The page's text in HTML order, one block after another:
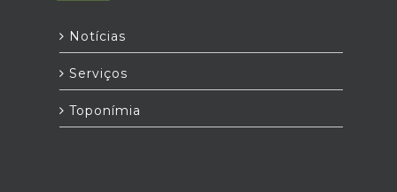
Notícias
Serviços
Toponímia